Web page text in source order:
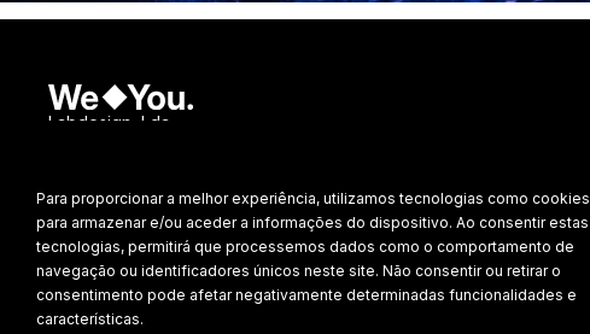
Para proporcionar a melhor experiência, utilizamos tecnologias como cookies
para armazenar e/ou aceder a informações do dispositivo. Ao consentir estas
tecnologias, permitirá que processemos dados como o comportamento de
navegação ou identificadores únicos neste site. Não consentir ou retirar o
consentimento pode afetar negativamente determinadas funcionalidades e
características.
Labdesign, Lda.
Política de Privacidade